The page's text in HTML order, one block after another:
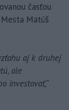
časťou
Matúš
aj k druhej
ale
investovať,“